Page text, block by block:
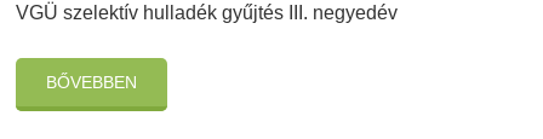
VGÜ szelektív hulladék gyűjtés III. negyedév
BŐVEBBEN